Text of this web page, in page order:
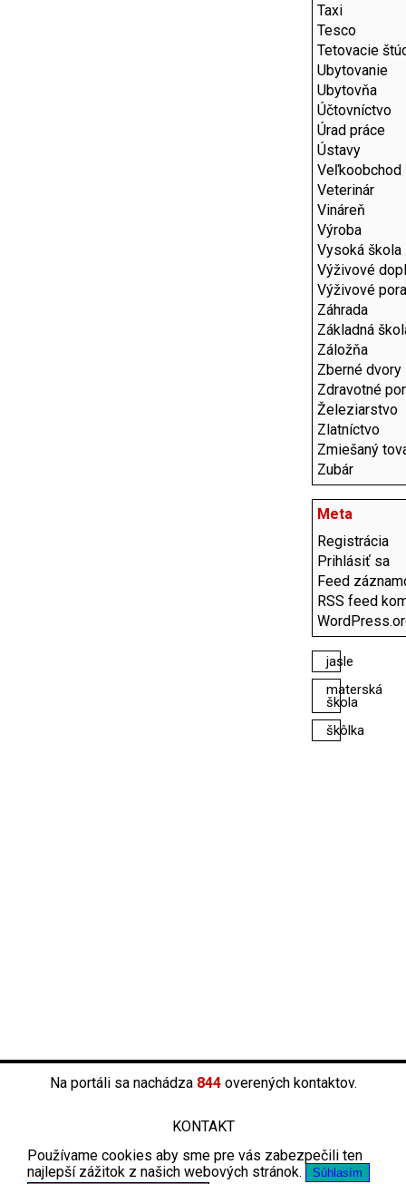
Taxi
Tesco
Tetovacie
Ubytovanie
Ubytovňa
Účtovníctvo
Úrad práce
Ústavy
Veľkoobchod
Veterinár
Vináreň
Výroba
Vysoká škola
Výživové
Výživové
Záhrada
Základná
Záložňa
Zberné dvory
Zdravotné
Železiarstvo
Zlatníctvo
Zmiešaný
Zubár
Meta
Registrácia
Prihlásiť sa
Feed
RSS feed
jasle
materská
škola
škôlka
Na portáli sa nachádza 844overených kontaktov.
KONTAKT
Používame cookies aby sme pre vás zabezpečili ten
najlepší zážitok z našich webových stránok.
Súhlasím